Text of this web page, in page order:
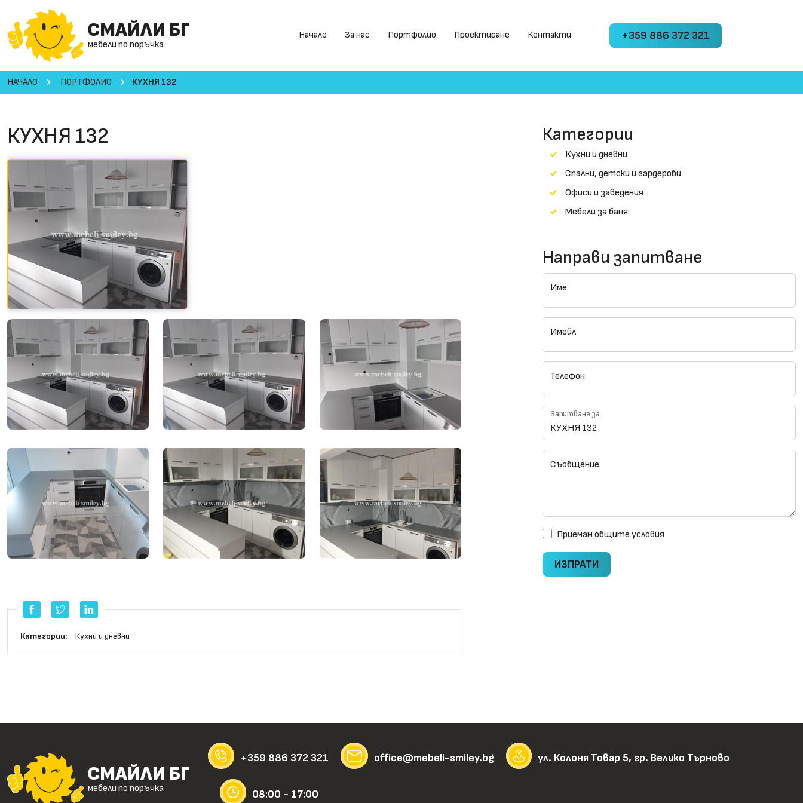
СМАЙЛИ БГ
мебели по поръчка
Начало За нас Портфолио Проектиране Контакти +359 886 372 321
НАЧАЛО ПОРТФОЛИО КУХНЯ 132
КУХНЯ 132
Категории: Кухни и дневни
Категории
Кухни и дневни
Cпални, детски и гардероби
Офиси и заведения
Мебели за баня
Направи запитване
Име
Имейл
Телефон
Запитване за
Съобщение
Приемамобщите условия
ИЗПРАТИ
СМАЙЛИ БГ
мебели по поръчка
+359 886 372 321 office@mebeli-smiley.bg ул. Колоня Товар 5, гр. Велико Търново
08:00 - 17:00